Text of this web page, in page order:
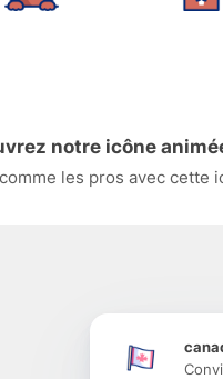
notre icône
les pros avec cette